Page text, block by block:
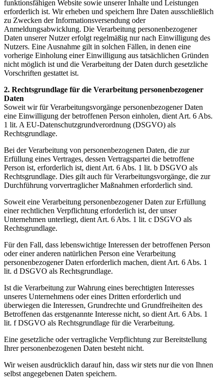
funktionsfähigen Website sowie unserer Inhalte und Leistungen
erforderlich ist. Wir erheben und speichern Ihre Daten ausschließlich
zu Zwecken der Informationsversendung oder
Anmeldungsabwicklung. Die Verarbeitung personenbezogener
Daten unserer Nutzer erfolgt regelmäßig nur nach Einwilligung des
Nutzers. Eine Ausnahme gilt in solchen Fällen, in denen eine
vorherige Einholung einer Einwilligung aus tatsächlichen Gründen
nicht möglich ist und die Verarbeitung der Daten durch gesetzliche
Vorschriften gestattet ist.
2. Rechtsgrundlage für die Verarbeitung personenbezogener
Daten
Soweit wir für Verarbeitungsvorgänge personenbezogener Daten
eine Einwilligung der betroffenen Person einholen, dient Art. 6 Abs.
1 lit. A EU-Datenschutzgrundverordnung (DSGVO) als
Rechtsgrundlage.
Bei der Verarbeitung von personenbezogenen Daten, die zur
Erfüllung eines Vertrages, dessen Vertragspartei die betroffene
Person ist, erforderlich ist, dient Art. 6 Abs. 1 lit. b DSGVO als
Rechtsgrundlage. Dies gilt auch für Verarbeitungsvorgänge, die zur
Durchführung vorvertraglicher Maßnahmen erforderlich sind.
Soweit eine Verarbeitung personenbezogener Daten zur Erfüllung
einer rechtlichen Verpflichtung erforderlich ist, der unser
Unternehmen unterliegt, dient Art. 6 Abs. 1 lit. c DSGVO als
Rechtsgrundlage.
Für den Fall, dass lebenswichtige Interessen der betroffenen Person
oder einer anderen natürlichen Person eine Verarbeitung
personenbezogener Daten erforderlich machen, dient Art. 6 Abs. 1
lit. d DSGVO als Rechtsgrundlage.
Ist die Verarbeitung zur Wahrung eines berechtigten Interesses
unseres Unternehmens oder eines Dritten erforderlich und
überwiegen die Interessen, Grundrechte und Grundfreiheiten des
Betroffenen das erstgenannte Interesse nicht, so dient Art. 6 Abs. 1
lit. f DSGVO als Rechtsgrundlage für die Verarbeitung.
Eine gesetzliche oder vertragliche Verpflichtung zur Bereitstellung
Ihrer personenbezogenen Daten besteht nicht.
Wir weisen ausdrücklich darauf hin, dass wir stets nur die von Ihnen
selbst angegebenen Daten speichern.